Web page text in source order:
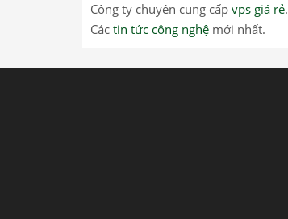
Công ty chuyên cung cấp vps giá rẻ.
Các tin tức công nghệ mới nhất.